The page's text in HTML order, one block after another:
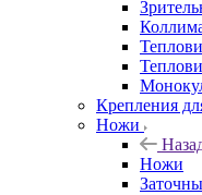
Крепления
Ножи
Ножи